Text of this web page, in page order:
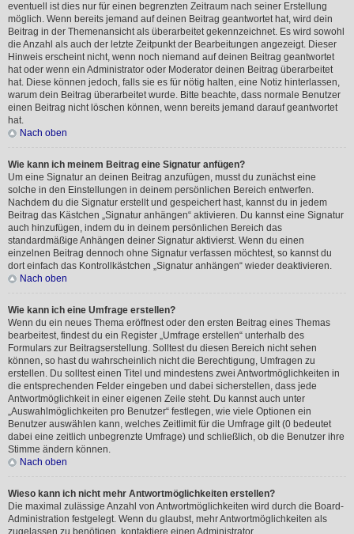
eventuell ist dies nur für einen begrenzten Zeitraum nach seiner Erstellung
möglich. Wenn bereits jemand auf deinen Beitrag geantwortet hat, wird dein
Beitrag in der Themenansicht als überarbeitet gekennzeichnet. Es wird sowohl
die Anzahl als auch der letzte Zeitpunkt der Bearbeitungen angezeigt. Dieser
Hinweis erscheint nicht, wenn noch niemand auf deinen Beitrag geantwortet
hat oder wenn ein Administrator oder Moderator deinen Beitrag überarbeitet
hat. Diese können jedoch, falls sie es für nötig halten, eine Notiz hinterlassen,
warum dein Beitrag überarbeitet wurde. Bitte beachte, dass normale Benutzer
einen Beitrag nicht löschen können, wenn bereits jemand darauf geantwortet
hat.
Nach oben
Wie kann ich meinem Beitrag eine Signatur anfügen?
Um eine Signatur an deinen Beitrag anzufügen, musst du zunächst eine
solche in den Einstellungen in deinem persönlichen Bereich entwerfen.
Nachdem du die Signatur erstellt und gespeichert hast, kannst du in jedem
Beitrag das Kästchen „Signatur anhängen“ aktivieren. Du kannst eine Signatur
auch hinzufügen, indem du in deinem persönlichen Bereich das
standardmäßige Anhängen deiner Signatur aktivierst. Wenn du einen
einzelnen Beitrag dennoch ohne Signatur verfassen möchtest, so kannst du
dort einfach das Kontrollkästchen „Signatur anhängen“ wieder deaktivieren.
Nach oben
Wie kann ich eine Umfrage erstellen?
Wenn du ein neues Thema eröffnest oder den ersten Beitrag eines Themas
bearbeitest, findest du ein Register „Umfrage erstellen“ unterhalb des
Formulars zur Beitragserstellung. Solltest du diesen Bereich nicht sehen
können, so hast du wahrscheinlich nicht die Berechtigung, Umfragen zu
erstellen. Du solltest einen Titel und mindestens zwei Antwortmöglichkeiten in
die entsprechenden Felder eingeben und dabei sicherstellen, dass jede
Antwortmöglichkeit in einer eigenen Zeile steht. Du kannst auch unter
„Auswahlmöglichkeiten pro Benutzer“ festlegen, wie viele Optionen ein
Benutzer auswählen kann, welches Zeitlimit für die Umfrage gilt (0 bedeutet
dabei eine zeitlich unbegrenzte Umfrage) und schließlich, ob die Benutzer ihre
Stimme ändern können.
Nach oben
Wieso kann ich nicht mehr Antwortmöglichkeiten erstellen?
Die maximal zulässige Anzahl von Antwortmöglichkeiten wird durch die Board-
Administration festgelegt. Wenn du glaubst, mehr Antwortmöglichkeiten als
zugelassen zu benötigen, kontaktiere einen Administrator.